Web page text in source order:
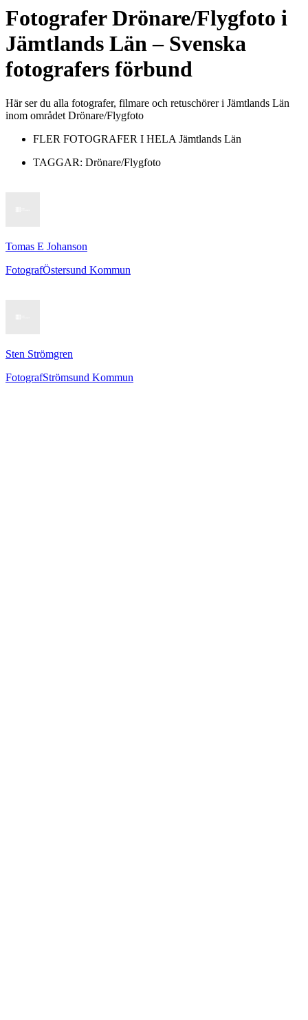
FotograferDrönare/Flygfoto i
Jämtlands Län– Svenska
fotografers förbund
Här ser du alla fotografer, filmare och retuschörer i Jämtlands Län
inom området Drönare/Flygfoto
FLER FOTOGRAFER I HELA Jämtlands Län
TAGGAR: Drönare/Flygfoto
Tomas E Johanson
FotografÖstersund Kommun
Sten Strömgren
FotografStrömsund Kommun